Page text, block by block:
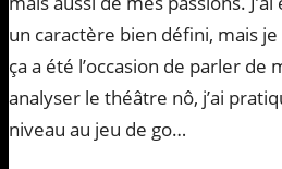
un caractère bien défini, mais
ça a été l’occasion de parler de
analyser le théâtre nô, j’ai
niveau au jeu de go…